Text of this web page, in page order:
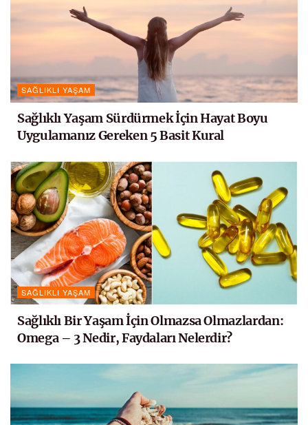
SAĞLIKLI YAŞAM
Sağlıklı Yaşam Sürdürmek İçin Hayat Boyu
Uygulamanız Gereken 5 Basit Kural
SAĞLIKLI YAŞAM
Sağlıklı Bir Yaşam İçin Olmazsa Olmazlardan:
Omega – 3 Nedir, Faydaları Nelerdir?